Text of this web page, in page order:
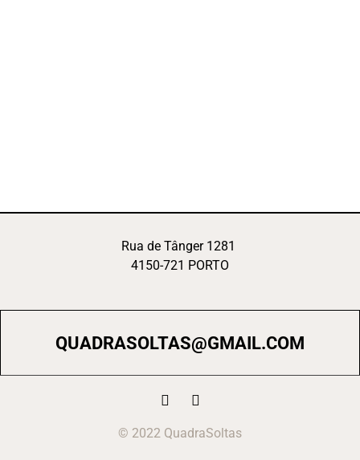
Rua de Tânger 1281
4150-721 PORTO
QUADRASOLTAS@GMAIL.COM
© 2022 QuadraSoltas